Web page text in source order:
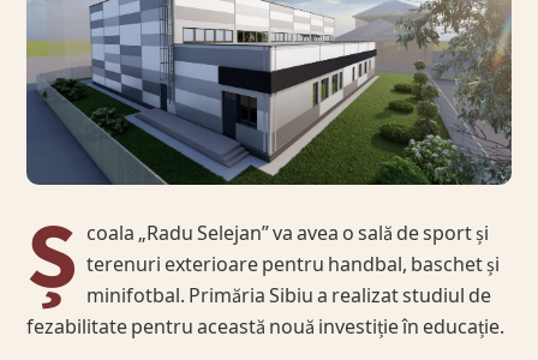
Ș coala „Radu Selejan” va avea o sală de sport și
terenuri exterioare pentru handbal, baschet și
minifotbal. Primăria Sibiu a realizat studiul de
fezabilitate pentru această nouă investiție în educație.